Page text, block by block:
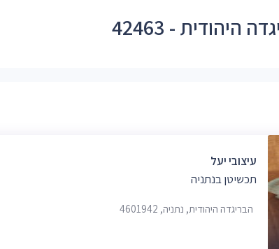
- 42463
עיצובי יעל
תכשיטן בנתניה
הבריגדה היהודית, נתניה, 4601942